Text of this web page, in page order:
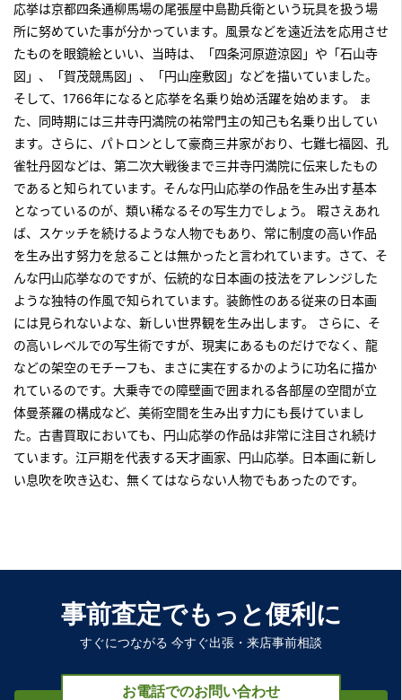
応挙は京都四条通柳馬場の尾張屋中島勘兵衛という玩具を扱う場
所に努めていた事が分かっています。風景などを遠近法を応用させ
たものを眼鏡絵といい、当時は、「四条河原遊涼図」や「石山寺
図」、「賀茂競馬図」、「円山座敷図」などを描いていました。
そして、1766年になると応挙を名乗り始め活躍を始めます。 ま
た、同時期には三井寺円満院の祐常門主の知己も名乗り出してい
ます。さらに、パトロンとして豪商三井家がおり、七難七福図、孔
雀牡丹図などは、第二次大戦後まで三井寺円満院に伝来したもの
であると知られています。そんな円山応挙の作品を生み出す基本
となっているのが、類い稀なるその写生力でしょう。 暇さえあれ
ば、スケッチを続けるような人物でもあり、常に制度の高い作品
を生み出す努力を怠ることは無かったと言われています。さて、そ
んな円山応挙なのですが、伝統的な日本画の技法をアレンジした
ような独特の作風で知られています。装飾性のある従来の日本画
には見られないよな、新しい世界観を生み出します。 さらに、そ
の高いレベルでの写生術ですが、現実にあるものだけでなく、龍
などの架空のモチーフも、まさに実在するかのように功名に描か
れているのです。大乗寺での障壁画で囲まれる各部屋の空間が立
体曼荼羅の構成など、美術空間を生み出す力にも長けていまし
た。古書買取においても、円山応挙の作品は非常に注目され続け
ています。江戸期を代表する天才画家、円山応挙。日本画に新し
い息吹を吹き込む、無くてはならない人物でもあったのです。
事前査定でもっと便利に
すぐにつながる 今すぐ出張・来店事前相談
お電話でのお問い合わせ